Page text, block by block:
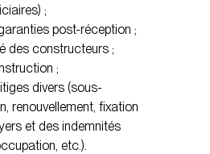
;
post-réception ;
des constructeurs ;
;
divers (sous-
renouvellement, fixation
et des indemnités
etc.).